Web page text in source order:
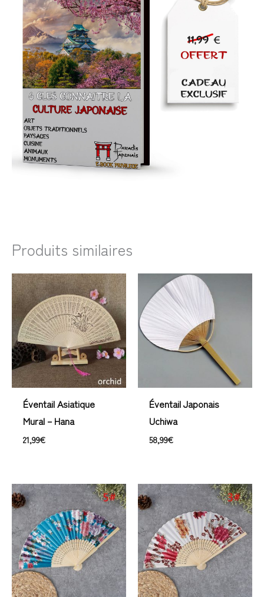
Produits similaires
Éventail Asiatique
Mural – Hana
21,99€
Éventail Japonais
Uchiwa
58,99€